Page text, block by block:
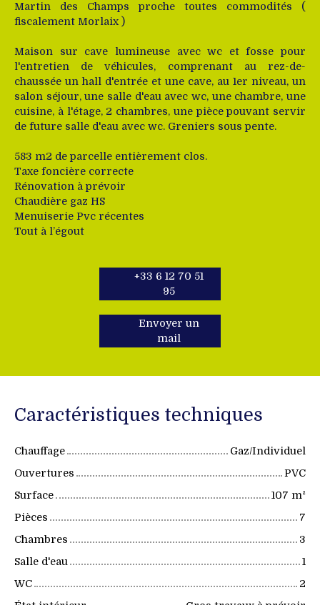
Martin des Champs proche toutes commodités (
fiscalement Morlaix )
Maison sur cave lumineuse avec wc et fosse pour
l'entretien de véhicules, comprenant au rez-de-
chaussée un hall d'entrée et une cave, au 1er niveau, un
salon séjour, une salle d'eau avec wc, une chambre, une
cuisine, à l'étage, 2 chambres, une pièce pouvant servir
de future salle d'eau avec wc. Greniers sous pente.
583 m2 de parcelle entièrement clos.
Taxe foncière correcte
Rénovation à prévoir
Chaudière gaz HS
Menuiserie Pvc récentes
Tout à l’égout
+33 6 12 70 51
95
Envoyer un
mail
Caractéristiques techniques
Chauffage
Gaz/Individuel
Ouvertures
PVC
Surface
107 m²
Pièces
7
Chambres
3
Salle d'eau
1
WC
2